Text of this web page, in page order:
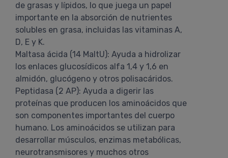
de grasas y lípidos, lo que juega un papel
importante en la absorción de nutrientes
solubles en grasa, incluidas las vitaminas A,
D, E y K.
Maltasa ácida (14 MaltU): Ayuda a hidrolizar
los enlaces glucosídicos alfa 1,4 y 1,6 en
almidón, glucógeno y otros polisacáridos.
Peptidasa (2 AP): Ayuda a digerir las
proteínas que producen los aminoácidos que
son componentes importantes del cuerpo
humano. Los aminoácidos se utilizan para
desarrollar músculos, enzimas metabólicas,
neurotransmisores y muchos otros